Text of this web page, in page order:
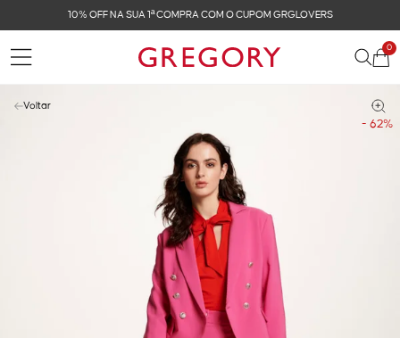
10% OFF NA SUA 1ª COMPRA COM O CUPOM GRGLOVERS
0
- 62%
Voltar